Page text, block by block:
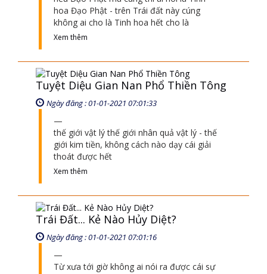
thế giới vật lý thế giới nhân quả vật lý - thế
giới kim tiền, không cách nào dạy cái giải
thoát được hết
Trái Đất... Kẻ Nào Hủy Diệt?
Ngày đăng : 01-01-2021 07:01:16
Từ xưa tới giờ không ai nói ra được cái sự
thật của đạo Phật, mà bây giờ duy nhất là
đạo Phật có Pháp môn Thiền Tông
Xem thêm
Bảng Tên Chùa ..?
Ngày đăng : 01-01-2021 07:01:41
Giải thoát, trong chánh điện người ta dám